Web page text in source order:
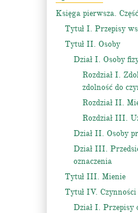
Księga pierwsza.
Tytuł I. Przepisy
Tytuł II. Osoby
Dział I. Osoby
Rozdział I.
zdolność do
Rozdział II.
Rozdział III.
Dział II. Osoby
Dział III.
oznaczenia
Tytuł III. Mienie
Tytuł IV.
Dział I. Przepisy